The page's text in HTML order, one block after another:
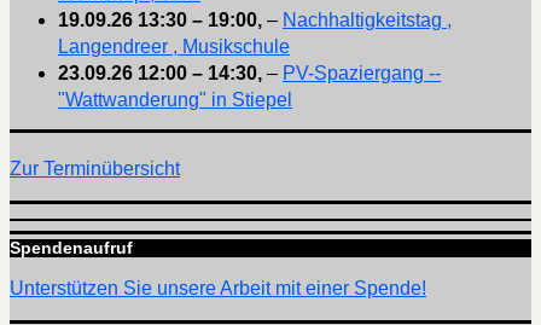
19.09.26 13:30 – 19:00, – Nachhaltigkeitstag ,
Langendreer , Musikschule
23.09.26 12:00 – 14:30, – PV-Spaziergang --
"Wattwanderung" in Stiepel
Zur Terminübersicht
Spendenaufruf
Unterstützen Sie unsere Arbeit mit einer Spende!